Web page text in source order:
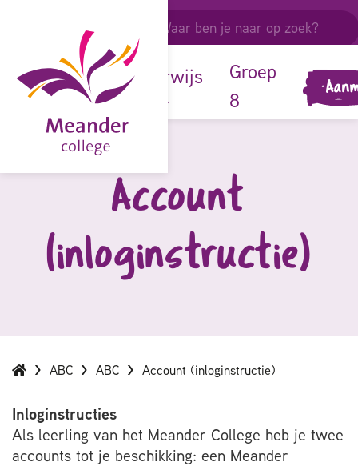
leerlingen
onze
school
onderwijs
Groep
8
Account
(inloginstructie)
ABC ABC Account (inloginstructie)
Inloginstructies
Als leerling van het Meander College heb je twee
accounts tot je beschikking: een Meander